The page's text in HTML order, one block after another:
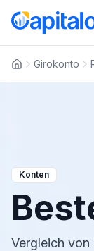
Girokonto
Konten
Vergleich